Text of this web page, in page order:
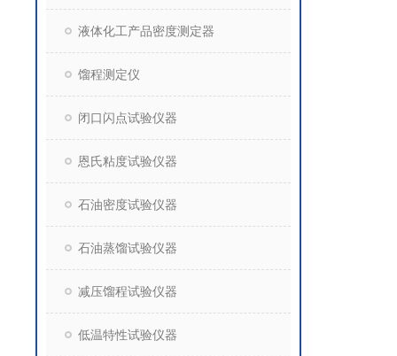
液体化工产品密度测定器
馏程测定仪
闭口闪点试验仪器
恩氏粘度试验仪器
石油密度试验仪器
石油蒸馏试验仪器
减压馏程试验仪器
低温特性试验仪器